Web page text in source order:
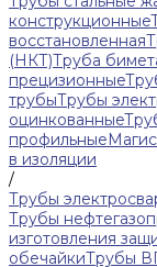
конструкционные
восстановленная
(НКТ)Труба
прецизионные
трубыТрубы
оцинкованные
профильные
в изоляции
/
Трубы
Трубы
изготовления
обечайкиТрубы